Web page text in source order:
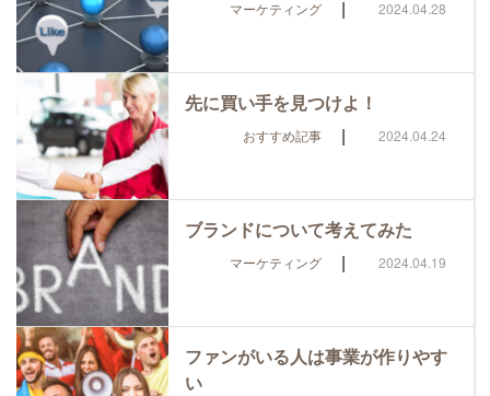
マーケティング | 2024.04.28
先に買い手を見つけよ！
おすすめ記事 | 2024.04.24
ブランドについて考えてみた
マーケティング | 2024.04.19
ファンがいる人は事業が作りやす
い